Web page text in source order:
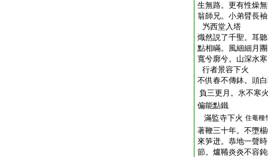
生無路。更有性燥
翁師兄。小弟臂長
㞧西堂入塔
熾然説了千聖。耳
點相瞞。風細細月
寬兮廓兮。山深水寒
行者景容下火
不供春不傳鉢。頭
負三更月。氷不寒
偏能點鐵
滿監寺下火 住菴種
著鞭三十年。不墮
來笋迸。恭地一聲
節。爐鞴炎炎不容